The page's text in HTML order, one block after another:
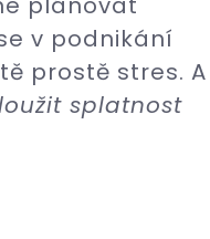
v podnikání
prostě stres. A
splatnost